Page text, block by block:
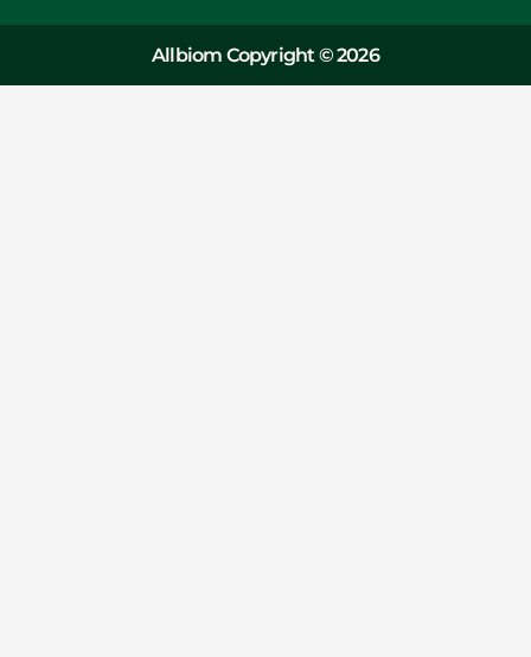
Allbiom Copyright © 2026